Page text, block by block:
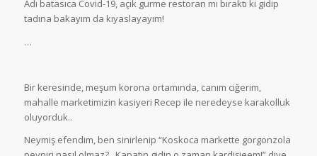
Adı batasıca Covid-19, açık gurme restoran mı bıraktı ki gidip
tadına bakayım da kıyaslayayım!
…
Bir keresinde, meşum korona ortamında, canım ciğerim,
mahalle marketimizin kasiyeri Recep ile neredeyse karakolluk
oluyorduk..
Neymiş efendim, ben sinirlenip “Koskoca markette gorgonzola